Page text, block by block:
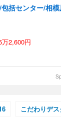
括センター/相
2,600円
こだわりデ